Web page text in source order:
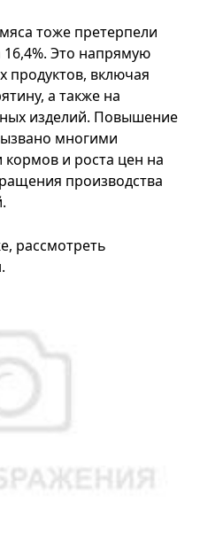
тоже претерпели
Это напрямую
продуктов, включая
а также на
изделий. Повышение
многими
кормов и роста цен на
производства
рассмотреть